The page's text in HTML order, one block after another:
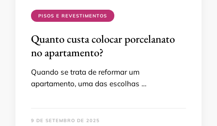
PISOS E REVESTIMENTOS
Quanto custa colocar porcelanato
no apartamento?
Quando se trata de reformar um
apartamento, uma das escolhas …
9 DE SETEMBRO DE 2025